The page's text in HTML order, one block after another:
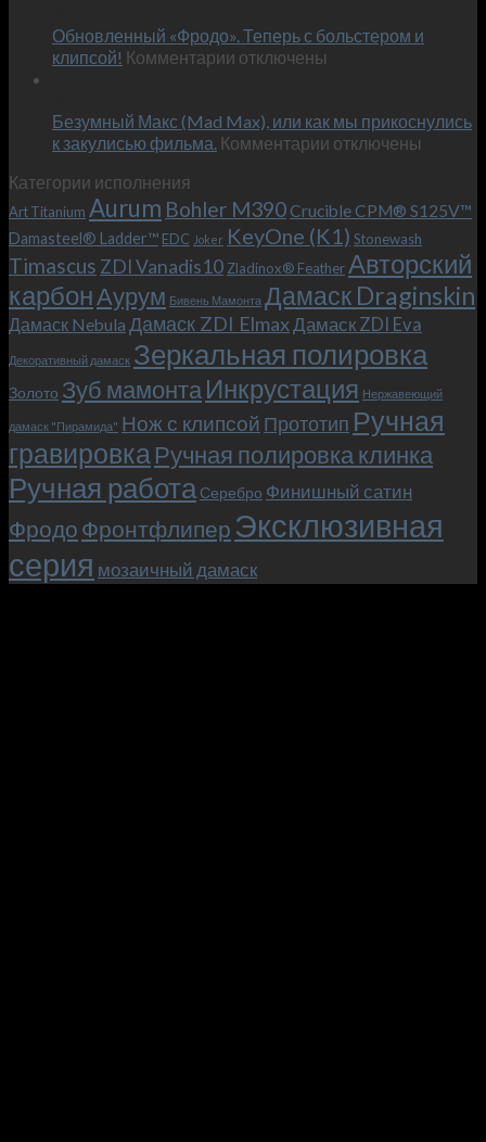
–
и
KeyOne
Обновленный «Фродо». Теперь с больстером и
клипсой! Комментарии к
«Фродо».
Теперь
и
клипсой!
отключены
Безумный Макс (Mad Max), или как мы прикоснулись
к закулисью фильма. Комментарии к
Макс
(Mad
Max),
или
как
мы
прикоснулись
к
фильма.
отключены
Категории исполнения
Art Titanium Aurum Bohler M390Crucible CPM® S125V™
Damasteel® Ladder™ EDC Joker KeyOne (K1) Stonewash
Timascus ZDI Vanadis10 Zladinox® FeatherАвторский
карбонАурум Бивень Мамонта Дамаск Draginskin
Дамаск Nebula Дамаск ZDI ElmaxДамаск ZDI Eva
Декоративный дамаск Зеркальная полировка
Золото Зуб мамонтаИнкрустация Нержавеющий
дамаск "Пирамида" Нож с клипсой Прототип Ручная
гравировкаРучная полировка клинка
Ручная работа Серебро Финишный сатин
Фродо Фронтфлипер Эксклюзивная
серия мозаичный дамаск